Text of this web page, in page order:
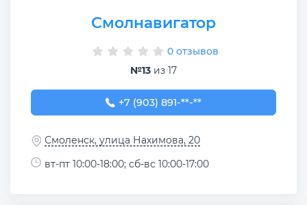
Смолнавигатор
0 отзывов
№13 из 17
+7 (903) 891-75-14
+7 (903) 891-**-**
Смоленск, улица Нахимова, 20
вт-пт 10:00-18:00; сб-вс 10:00-17:00